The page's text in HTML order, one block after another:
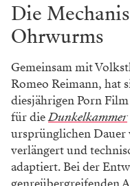
Die
Ohrwurms
Gemeinsam mit
Romeo Reimann, hat
diesjährigen Porn
für dieDunkelkammer
ursprünglichen Dauer
verlängert und
adaptiert. Bei der